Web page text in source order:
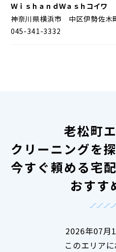
ＷｉｓｈａｎｄＷａｓｈコイワ
神奈川県横浜市 中区伊勢佐木
045-341-3332
老松町
クリーニングを
今すぐ頼める宅
おすす
2026年07月
このエリア